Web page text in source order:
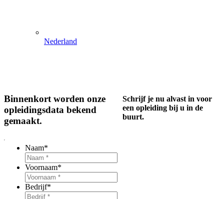
Nederland
Binnenkort worden onze
opleidingsdata bekend
gemaakt.
Schrijf je nu alvast in voor
een opleiding bij u in de
buurt.
Naam*
Voornaam*
Bedrijf*